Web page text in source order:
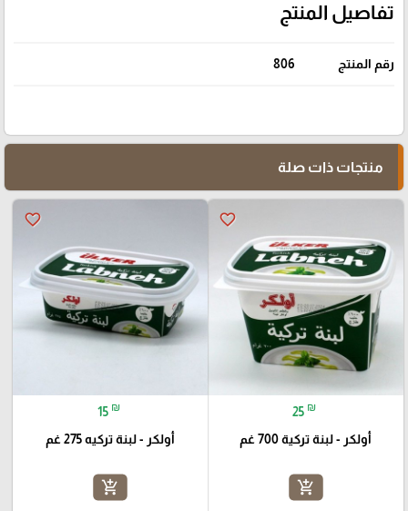
تفاصيل المنتج
رقم المنتج 806
منتجات ذات صلة
favorite_border
25 ₪
أولكر - لبنة تركية 700 غم
add_shopping_cart
favorite_border
15 ₪
أولكر - لبنة تركيه 275 غم
add_shopping_cart